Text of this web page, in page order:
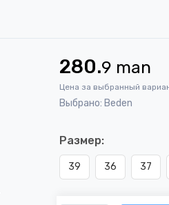
280.9 man
Цена за выбранный
Выбрано: Beden
Размер:
39 36 37